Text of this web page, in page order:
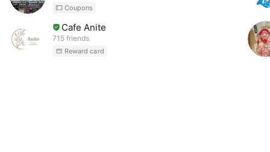
Coupons
Cafe Anite
715 friends
Reward card